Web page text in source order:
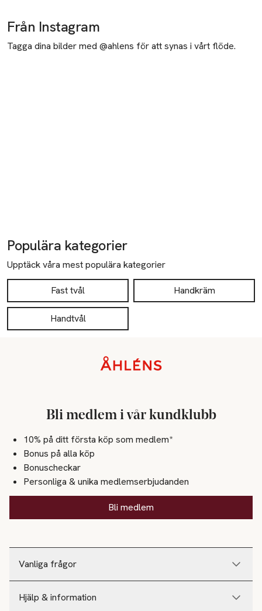
Från Instagram
Tagga dina bilder med @ahlens för att synas i vårt flöde.
Populära kategorier
Upptäck våra mest populära kategorier
Fast tvål Handkräm
Handtvål
Vanliga frågor
Hjälp & information
Bli medlem i vår kundklubb
10% på ditt första köp som medlem*
Bonus på alla köp
Bonuscheckar
Personliga & unika medlemserbjudanden
Bli medlem